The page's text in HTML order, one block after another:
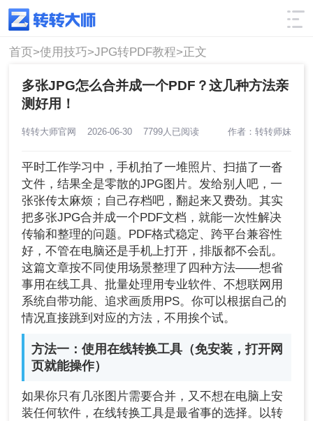
使用技巧 筛选
首页>使用技巧>JPG转PDF教程>正文
多张JPG怎么合并成一个PDF？这几种方法亲
测好用！
转转大师官网 2026-06-30 7799人已阅读 作者：转转师妹
平时工作学习中，手机拍了一堆照片、扫描了一沓
文件，结果全是零散的JPG图片。发给别人吧，一
张张传太麻烦；自己存档吧，翻起来又费劲。其实
把多张JPG合并成一个PDF文档，就能一次性解决
传输和整理的问题。PDF格式稳定、跨平台兼容性
好，不管在电脑还是手机上打开，排版都不会乱。
这篇文章按不同使用场景整理了四种方法——想省
事用在线工具、批量处理用专业软件、不想联网用
系统自带功能、追求画质用PS。你可以根据自己的
情况直接跳到对应的方法，不用挨个试。
方法一：使用在线转换工具（免安装，打开网
页就能操作）
如果你只有几张图片需要合并，又不想在电脑上安
装任何软件，在线转换工具是最省事的选择。以转